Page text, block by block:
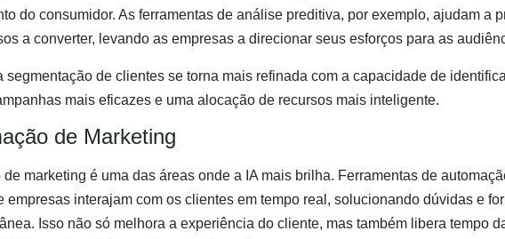
do consumidor. As ferramentas de análise preditiva, por exemplo, ajudam a
a converter, levando as empresas a direcionar seus esforços para as
segmentação de clientes se torna mais refinada com a capacidade de
mais eficazes e uma alocação de recursos mais inteligente.
de Marketing
de marketing é uma das áreas onde a IA mais brilha. Ferramentas de
empresas interajam com os clientes em tempo real, solucionando dúvidas e
Isso não só melhora a experiência do cliente, mas também libera tempo